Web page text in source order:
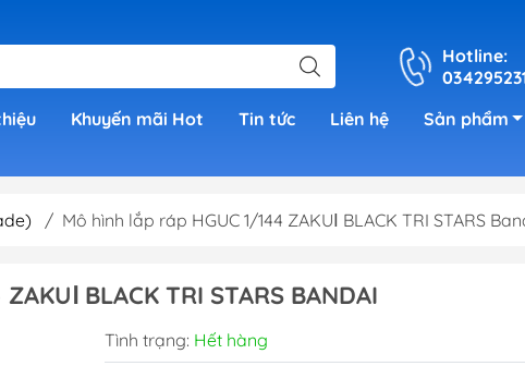
Hotline:
Khuyến mãi Hot Tin tức Liên hệ Sản phẩm
/ Mô hình lắp ráp HGUC 1/144 ZAKUⅠ BLACK TRI STARS
BLACK TRI STARS BANDAI
Tình trạng: Hết hàng